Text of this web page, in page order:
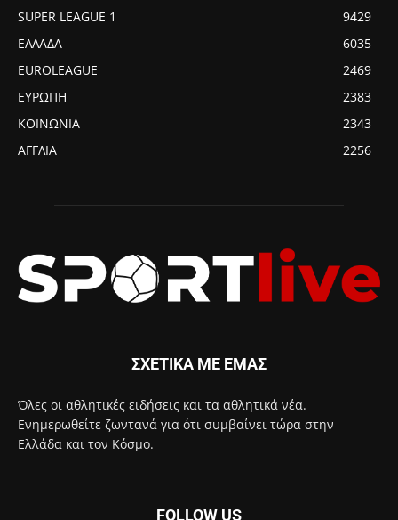
SUPER LEAGUE 1
9429
ΕΛΛΑΔΑ
6035
EUROLEAGUE
2469
ΕΥΡΩΠΗ
2383
ΚΟΙΝΩΝΙΑ
2343
ΑΓΓΛΙΑ
2256
ΣΧΕΤΙΚΑ ΜΕ ΕΜΑΣ
Όλες οι αθλητικές ειδήσεις και τα αθλητικά νέα.
Ενημερωθείτε ζωντανά για ότι συμβαίνει τώρα στην
Ελλάδα και τον Κόσμο.
FOLLOW US